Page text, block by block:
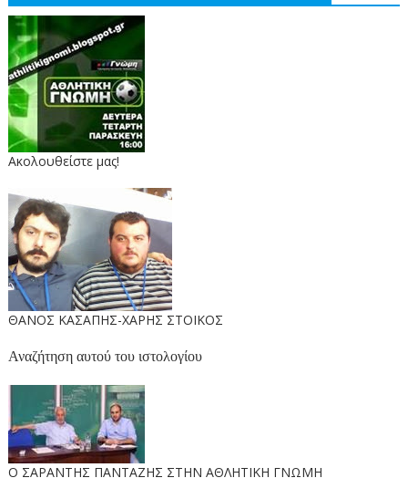
Ακολουθείστε μας!
ΘΑΝΟΣ ΚΑΣΑΠΗΣ-ΧΑΡΗΣ ΣΤΟΙΚΟΣ
Αναζήτηση αυτού του ιστολογίου
O ΣΑΡΑΝΤΗΣ ΠΑΝΤΑΖΗΣ ΣΤΗΝ ΑΘΛΗΤΙΚΗ ΓΝΩΜΗ